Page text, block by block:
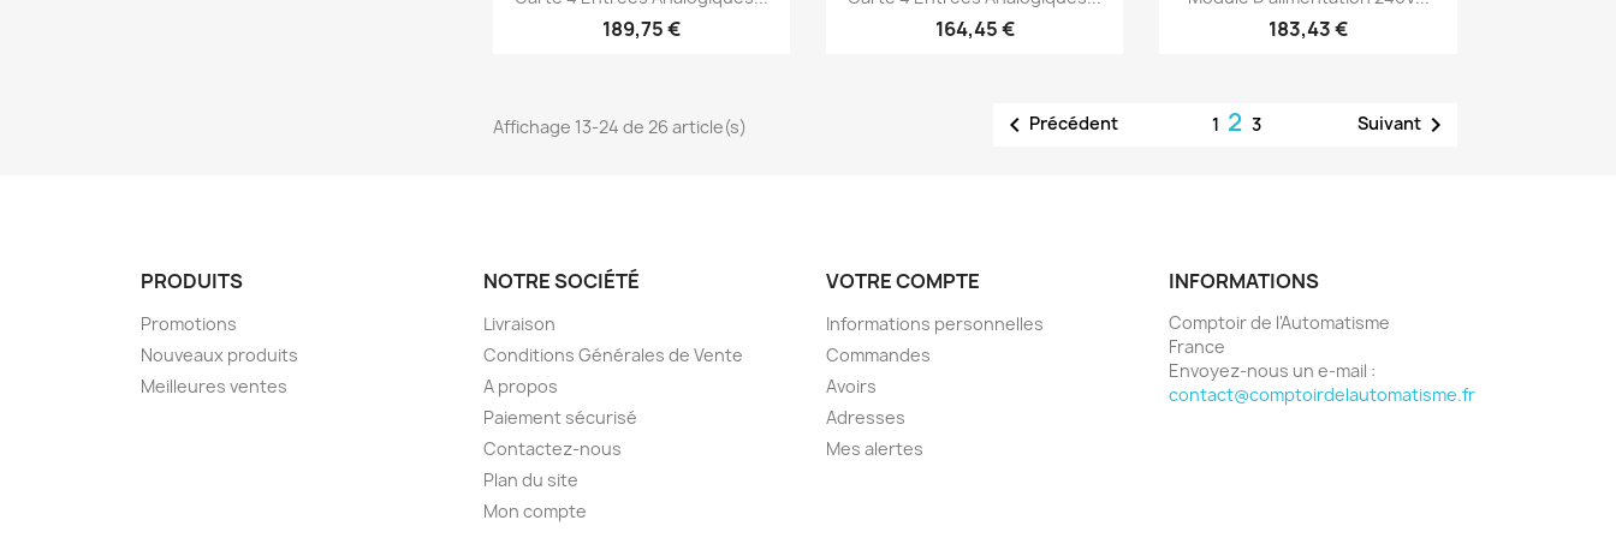
189,75 € 164,45 € 183,43 €
Affichage 13-24 de 26 article(s)  Précédent 1 2 3 Suivant
PRODUITS
Promotions
Nouveaux produits
Meilleures ventes
NOTRE SOCIÉTÉ
Livraison
Conditions Générales de Vente
A propos
Paiement sécurisé
Contactez-nous
Plan du site
Mon compte
VOTRE COMPTE
Informations personnelles
Commandes
Avoirs
Adresses
Mes alertes
INFORMATIONS
Comptoir de l'Automatisme
France
Envoyez-nous un e-mail :
contact@comptoirdelautomatisme.fr